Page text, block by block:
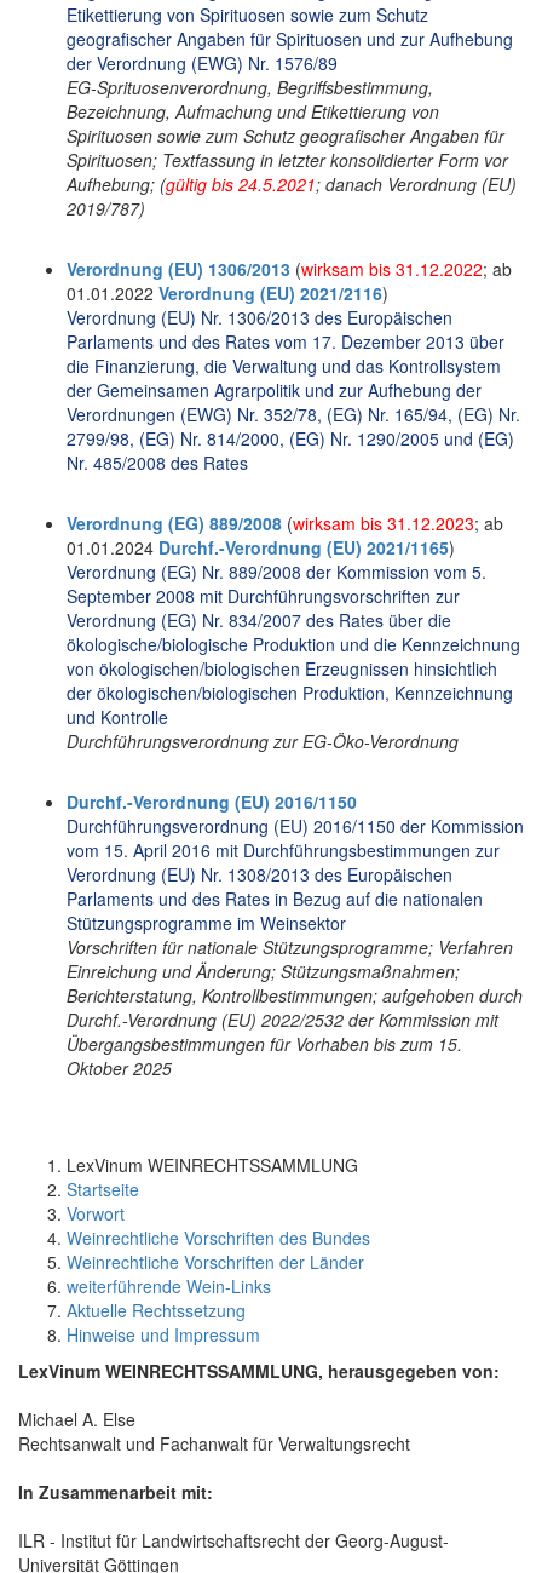
Etikettierung von Spirituosen sowie zum Schutz
geografischer Angaben für Spirituosen und zur Aufhebung
der Verordnung (EWG) Nr. 1576/89
EG-Sprituosenverordnung, Begriffsbestimmung,
Bezeichnung, Aufmachung und Etikettierung von
Spirituosen sowie zum Schutz geografischer Angaben für
Spirituosen; Textfassung in letzter konsolidierter Form vor
Aufhebung; (gültig bis 24.5.2021; danach Verordnung (EU)
2019/787)
Verordnung (EU) 1306/2013 (wirksam bis 31.12.2022; ab
01.01.2022 Verordnung (EU) 2021/2116)
Verordnung (EU) Nr. 1306/2013 des Europäischen
Parlaments und des Rates vom 17. Dezember 2013 über
die Finanzierung, die Verwaltung und das Kontrollsystem
der Gemeinsamen Agrarpolitik und zur Aufhebung der
Verordnungen (EWG) Nr. 352/78, (EG) Nr. 165/94, (EG) Nr.
2799/98, (EG) Nr. 814/2000, (EG) Nr. 1290/2005 und (EG)
Nr. 485/2008 des Rates
Verordnung (EG) 889/2008 (wirksam bis 31.12.2023; ab
01.01.2024 Durchf.-Verordnung (EU) 2021/1165)
Verordnung (EG) Nr. 889/2008 der Kommission vom 5.
September 2008 mit Durchführungsvorschriften zur
Verordnung (EG) Nr. 834/2007 des Rates über die
ökologische/biologische Produktion und die Kennzeichnung
von ökologischen/biologischen Erzeugnissen hinsichtlich
der ökologischen/biologischen Produktion, Kennzeichnung
und Kontrolle
Durchführungsverordnung zur EG-Öko-Verordnung
Durchf.-Verordnung (EU) 2016/1150
Durchführungsverordnung (EU) 2016/1150 der Kommission
vom 15. April 2016 mit Durchführungsbestimmungen zur
Verordnung (EU) Nr. 1308/2013 des Europäischen
Parlaments und des Rates in Bezug auf die nationalen
Stützungsprogramme im Weinsektor
Vorschriften für nationale Stützungsprogramme; Verfahren
Einreichung und Änderung; Stützungsmaßnahmen;
Berichterstatung, Kontrollbestimmungen; aufgehoben durch
Durchf.-Verordnung (EU) 2022/2532 der Kommission mit
Übergangsbestimmungen für Vorhaben bis zum 15.
Oktober 2025
LexVinum WEINRECHTSSAMMLUNG
Startseite
Vorwort
Weinrechtliche Vorschriften des Bundes
Weinrechtliche Vorschriften der Länder
weiterführende Wein-Links
Aktuelle Rechtssetzung
Hinweise und Impressum
LexVinum WEINRECHTSSAMMLUNG, herausgegeben von:
Michael A. Else
Rechtsanwalt und Fachanwalt für Verwaltungsrecht
In Zusammenarbeit mit:
ILR - Institut für Landwirtschaftsrecht der Georg-August-
Universität Göttingen